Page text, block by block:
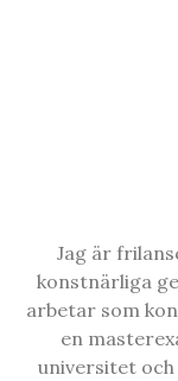
Jag är
konstnärliga
arbetar som
en
universitet